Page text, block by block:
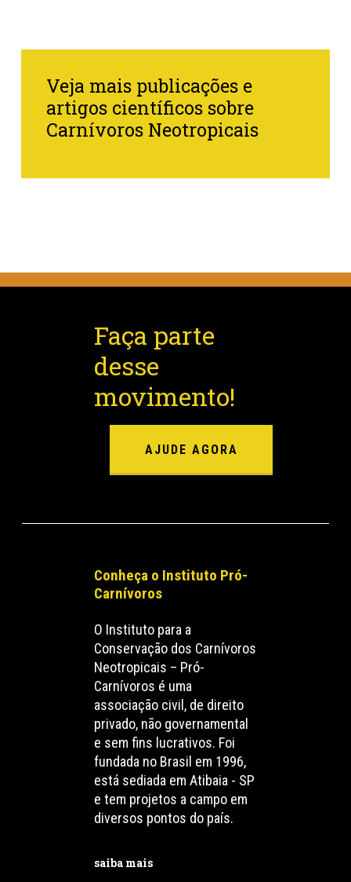
Veja mais publicações e
artigos científicos sobre
Carnívoros Neotropicais
Faça parte
desse
movimento!
AJUDE AGORA
Conheça o Instituto Pró-
Carnívoros
O Instituto para a
Conservação dos Carnívoros
Neotropicais – Pró-
Carnívoros é uma
associação civil, de direito
privado, não governamental
e sem fins lucrativos. Foi
fundada no Brasil em 1996,
está sediada em Atibaia - SP
e tem projetos a campo em
diversos pontos do país.
saiba mais